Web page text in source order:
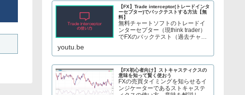
【FX】Trade interceptor(トレードインタ
ーセプター)でバックテストする方法【無
料】
無料チャートソフトのトレードイ
ンターセプター（現think trader）
でFXのバックテスト（過去チャー
数のCFDトレードについてブログ
で解説してます→ twitter、t...
youtu.be
【FX初心者向け】ストキャスティクスの
意味を知って賢く使おう
FXの売買タイミングを知らせるイ
ンジケーターであるストキャステ